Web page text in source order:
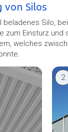
Silos
beladenes Silo,
Einsturz
welches
2